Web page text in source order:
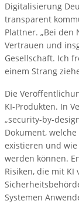
Digitalisierung
transparent
Plattner. „Bei
Vertrauen und
Gesellschaft. Ich
einem Strang
Die
KI-Produkten. In
„security-by-
Dokument,
existieren und
werden können.
Risiken, die mit KI
Systemen